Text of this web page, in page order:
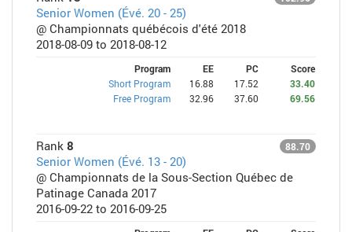
Senior Women (Évé. 20 - 25)
@ Championnats québécois d'été 2018
2018-08-09 to 2018-08-12
Program EE PC
Score
Short Program
16.88 17.52
33.40
Free Program
32.96 37.60 69.56
Rank 8 88.70
Senior Women (Évé. 13 - 20)
@ Championnats de la Sous-Section Québec de
Patinage Canada 2017
2016-09-22 to 2016-09-25